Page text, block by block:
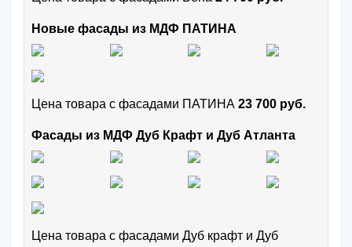
Новые фасады из МДФ ПАТИНА
Цена товара с фасадами ПАТИНА 23 700 руб.
Фасады из МДФ Дуб Крафт и Дуб Атланта
Цена товара с фасадами Дуб крафт и Дуб